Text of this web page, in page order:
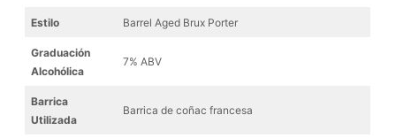
Estilo Barrel Aged Brux Porter
Graduación
Alcohólica
7% ABV
Barrica
Utilizada
Barrica de coñac francesa